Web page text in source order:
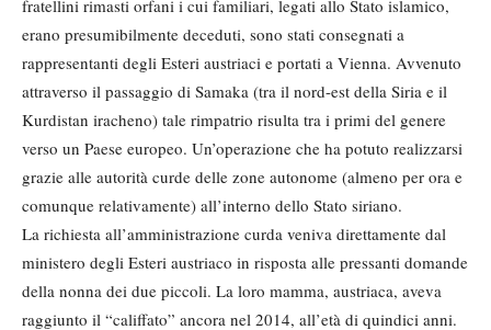
fratellini rimasti orfani i cui familiari, legati allo Stato islamico,
erano presumibilmente deceduti, sono stati consegnati a
rappresentanti degli Esteri austriaci e portati a Vienna. Avvenuto
attraverso il passaggio di Samaka (tra il nord-est della Siria e il
Kurdistan iracheno) tale rimpatrio risulta tra i primi del genere
verso un Paese europeo. Un’operazione che ha potuto realizzarsi
grazie alle autorità curde delle zone autonome (almeno per ora e
comunque relativamente) all’interno dello Stato siriano.
La richiesta all’amministrazione curda veniva direttamente dal
ministero degli Esteri austriaco in risposta alle pressanti domande
della nonna dei due piccoli. La loro mamma, austriaca, aveva
raggiunto il “califfato” ancora nel 2014, all’età di quindici anni.